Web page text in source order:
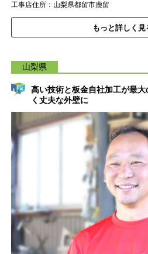
工事店住所：山梨県都留市鹿留
もっと詳しく見
山梨県
高い技術と板金自社加工が最
く丈夫な外壁に